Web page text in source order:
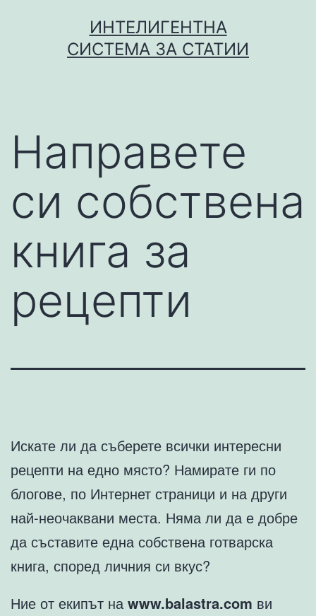
ИНТЕЛИГЕНТНА
СИСТЕМА ЗА СТАТИИ
Направете
си собствена
книга за
рецепти
Искате ли да съберете всички интересни
рецепти на едно място? Намирате ги по
блогове, по Интернет страници и на други
най-неочаквани места. Няма ли да е добре
да съставите една собствена готварска
книга, според личния си вкус?
Ние от екипът на www.balastra.com ви